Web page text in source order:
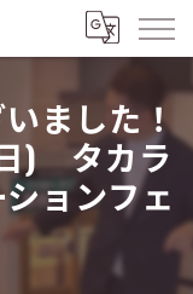
ました！
) タカラ
ョンフェ